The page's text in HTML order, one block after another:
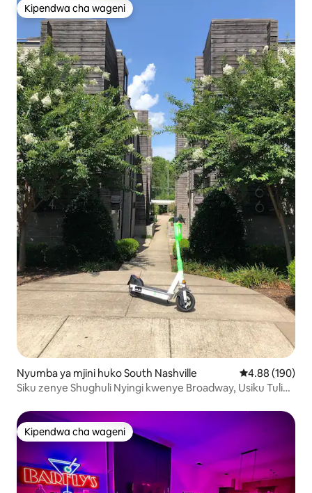
Kipendwa cha wageni
Kipendwa cha wageni
Nyumba ya mjini huko South Nashville Ukadiriaji wa
4.88 (190)
Siku zenye Shughuli Nyingi kwenye Broadway, Usiku Tulivu
Kipendwa cha wageni
Kipendwa cha wageni